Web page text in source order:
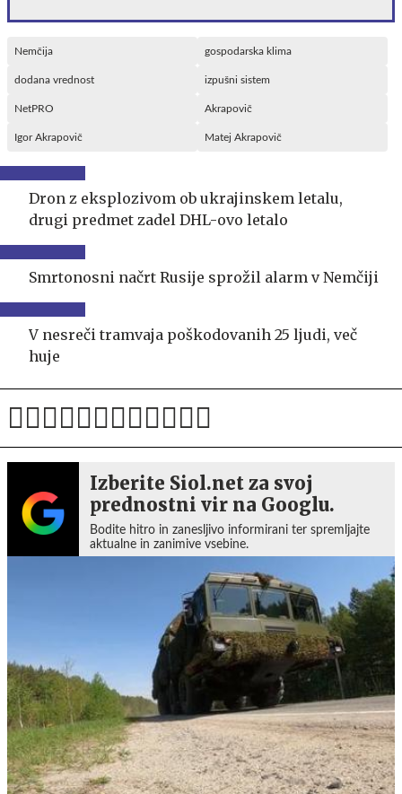
Nemčija gospodarska klima
dodana vrednost izpušni sistem
NetPRO Akrapovič
Igor Akrapovič Matej Akrapovič
Dron z eksplozivom ob ukrajinskem letalu,
drugi predmet zadel DHL-ovo letalo
Smrtonosni načrt Rusije sprožil alarm v Nemčiji
V nesreči tramvaja poškodovanih 25 ljudi, več
huje
Izberite Siol.net za svoj
prednostni vir na Googlu.
Bodite hitro in zanesljivo informirani ter spremljajte
aktualne in zanimive vsebine.